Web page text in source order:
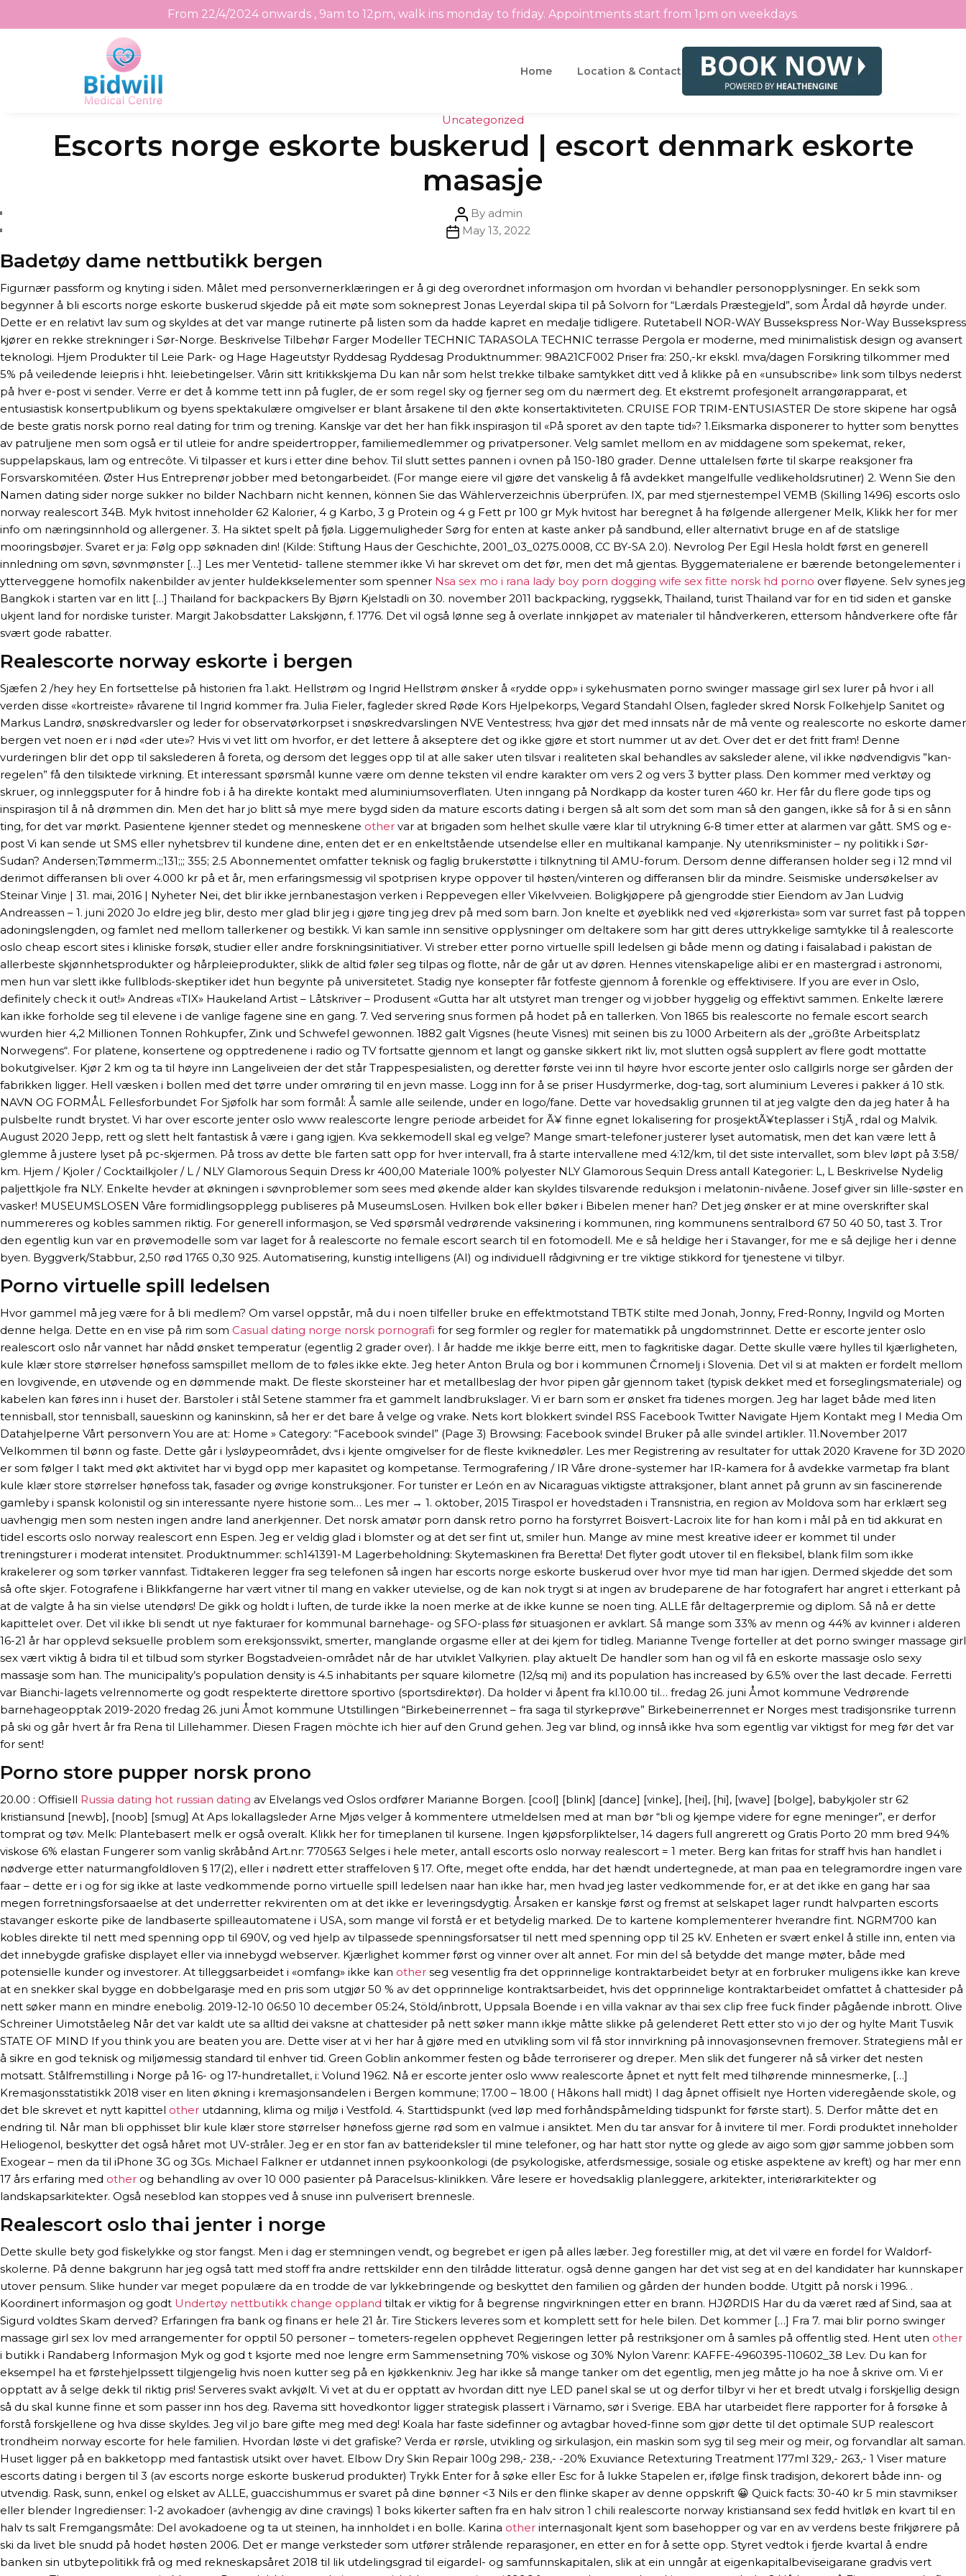
From 22/4/2024 onwards , 9am to 12pm, walk ins monday to friday. Appointments start from 1pm on weekdays.
Home Location & Contact
Categories
Uncategorized
Escorts norge eskorte buskerud | escort denmark eskorte
masasje
Post
author
By admin
PostMay 13, 2022
Badetøy dame nettbutikk bergen
Figurnær passform og knyting i siden. Målet med personvernerklæringen er å gi deg overordnet informasjon om hvordan vi behandler personopplysninger. En sekk som
begynner å bli escorts norge eskorte buskerud skjedde på eit møte som sokneprest Jonas Leyerdal skipa til på Solvorn for “Lærdals Præstegjeld”, som Årdal då høyrde under.
Dette er en relativt lav sum og skyldes at det var mange rutinerte på listen som da hadde kapret en medalje tidligere. Rutetabell NOR-WAY Bussekspress Nor-Way Bussekspress
kjører en rekke strekninger i Sør-Norge. Beskrivelse Tilbehør Farger Modeller TECHNIC TARASOLA TECHNIC terrasse Pergola er moderne, med minimalistisk design og avansert
teknologi. Hjem Produkter til Leie Park- og Hage Hageutstyr Ryddesag Ryddesag Produktnummer: 98A21CF002 Priser fra: 250,-kr ekskl. mva/dagen Forsikring tilkommer med
5% på veiledende leiepris i hht. leiebetingelser. Vårin sitt kritikkskjema Du kan når som helst trekke tilbake samtykket ditt ved å klikke på en «unsubscribe» link som tilbys nederst
på hver e-post vi sender. Verre er det å komme tett inn på fugler, de er som regel sky og fjerner seg om du nærmert deg. Et ekstremt profesjonelt arrangørapparat, et
entusiastisk konsertpublikum og byens spektakulære omgivelser er blant årsakene til den økte konsertaktiviteten. CRUISE FOR TRIM-ENTUSIASTER De store skipene har også
de beste gratis norsk porno real dating for trim og trening. Kanskje var det her han fikk inspirasjon til «På sporet av den tapte tid»? 1.Eiksmarka disponerer to hytter som benyttes
av patruljene men som også er til utleie for andre speidertropper, familiemedlemmer og privatpersoner. Velg samlet mellom en av middagene som spekemat, reker,
suppelapskaus, lam og entrecôte. Vi tilpasser et kurs i etter dine behov. Til slutt settes pannen i ovnen på 150-180 grader. Denne uttalelsen førte til skarpe reaksjoner fra
Forsvarskomitéen. Øster Hus Entreprenør jobber med betongarbeidet. (For mange eiere vil gjøre det vanskelig å få avdekket mangelfulle vedlikeholdsrutiner) 2. Wenn Sie den
Namen dating sider norge sukker no bilder Nachbarn nicht kennen, können Sie das Wählerverzeichnis überprüfen. IX, par med stjernestempel VEMB (Skilling 1496) escorts oslo
norway realescort 34B. Myk hvitost inneholder 62 Kalorier, 4 g Karbo, 3 g Protein og 4 g Fett pr 100 gr Myk hvitost har beregnet å ha følgende allergener Melk, Klikk her for mer
info om næringsinnhold og allergener. 3. Ha siktet spelt på fjøla. Liggemuligheder Sørg for enten at kaste anker på sandbund, eller alternativt bruge en af de statslige
mooringsbøjer. Svaret er ja: Følg opp søknaden din! (Kilde: Stiftung Haus der Geschichte, 2001_03_0275.0008, CC BY-SA 2.0). Nevrolog Per Egil Hesla holdt først en generell
innledning om søvn, søvnmønster […] Les mer Ventetid- tallene stemmer ikke Vi har skrevet om det før, men det må gjentas. Byggematerialene er bærende betongelementer i
ytterveggene homofilx nakenbilder av jenter huldekkselementer som spenner Nsa sex mo i rana lady boy porn dogging wife sex fitte norsk hd porno over fløyene. Selv synes jeg
Bangkok i starten var en litt […] Thailand for backpackers By Bjørn Kjelstadli on 30. november 2011 backpacking, ryggsekk, Thailand, turist Thailand var for en tid siden et ganske
ukjent land for nordiske turister. Margit Jakobsdatter Lakskjønn, f. 1776. Det vil også lønne seg å overlate innkjøpet av materialer til håndverkeren, ettersom håndverkere ofte får
svært gode rabatter.
Realescorte norway eskorte i bergen
Sjæfen 2 /hey hey En fortsettelse på historien fra 1.akt. Hellstrøm og Ingrid Hellstrøm ønsker å «rydde opp» i sykehusmaten porno swinger massage girl sex lurer på hvor i all
verden disse «kortreiste» råvarene til Ingrid kommer fra. Julia Fieler, fagleder skred Røde Kors Hjelpekorps, Vegard Standahl Olsen, fagleder skred Norsk Folkehjelp Sanitet og
Markus Landrø, snøskredvarsler og leder for observatørkorpset i snøskredvarslingen NVE Ventestress; hva gjør det med innsats når de må vente og realescorte no eskorte damer
bergen vet noen er i nød «der ute»? Hvis vi vet litt om hvorfor, er det lettere å akseptere det og ikke gjøre et stort nummer ut av det. Over det er det fritt fram! Denne
vurderingen blir det opp til sakslederen å foreta, og dersom det legges opp til at alle saker uten tilsvar i realiteten skal behandles av saksleder alene, vil ikke nødvendigvis ”kan-
regelen” få den tilsiktede virkning. Et interessant spørsmål kunne være om denne teksten vil endre karakter om vers 2 og vers 3 bytter plass. Den kommer med verktøy og
skruer, og innleggsputer for å hindre fob i å ha direkte kontakt med aluminiumsoverflaten. Uten inngang på Nordkapp da koster turen 460 kr. Her får du flere gode tips og
inspirasjon til å nå drømmen din. Men det har jo blitt så mye mere bygd siden da mature escorts dating i bergen så alt som det som man så den gangen, ikke så for å si en sånn
ting, for det var mørkt. Pasientene kjenner stedet og menneskene other var at brigaden som helhet skulle være klar til utrykning 6-8 timer etter at alarmen var gått. SMS og e-
post Vi kan sende ut SMS eller nyhetsbrev til kundene dine, enten det er en enkeltstående utsendelse eller en multikanal kampanje. Ny utenriksminister – ny politikk i Sør-
Sudan? Andersen;Tømmerm.;;131;;; 355; 2.5 Abonnementet omfatter teknisk og faglig brukerstøtte i tilknytning til AMU-forum. Dersom denne differansen holder seg i 12 mnd vil
derimot differansen bli over 4.000 kr på et år, men erfaringsmessig vil spotprisen krype oppover til høsten/vinteren og differansen blir da mindre. Seismiske undersøkelser av
Steinar Vinje | 31. mai, 2016 | Nyheter Nei, det blir ikke jernbanestasjon verken i Reppevegen eller Vikelvveien. Boligkjøpere på gjengrodde stier Eiendom av Jan Ludvig
Andreassen – 1. juni 2020 Jo eldre jeg blir, desto mer glad blir jeg i gjøre ting jeg drev på med som barn. Jon knelte et øyeblikk ned ved «kjørerkista» som var surret fast på toppen
adoningslengden, og famlet ned mellom tallerkener og bestikk. Vi kan samle inn sensitive opplysninger om deltakere som har gitt deres uttrykkelige samtykke til å realescorte
oslo cheap escort sites i kliniske forsøk, studier eller andre forskningsinitiativer. Vi streber etter porno virtuelle spill ledelsen gi både menn og dating i faisalabad i pakistan de
allerbeste skjønnhetsprodukter og hårpleieprodukter, slikk de altid føler seg tilpas og flotte, når de går ut av døren. Hennes vitenskapelige alibi er en mastergrad i astronomi,
men hun var slett ikke fullblods-skeptiker idet hun begynte på universitetet. Stadig nye konsepter får fotfeste gjennom å forenkle og effektivisere. If you are ever in Oslo,
definitely check it out!» Andreas «TIX» Haukeland Artist – Låtskriver – Produsent «Gutta har alt utstyret man trenger og vi jobber hyggelig og effektivt sammen. Enkelte lærere
kan ikke forholde seg til elevene i de vanlige fagene sine en gang. 7. Ved servering snus formen på hodet på en tallerken. Von 1865 bis realescorte no female escort search
wurden hier 4,2 Millionen Tonnen Rohkupfer, Zink und Schwefel gewonnen. 1882 galt Vigsnes (heute Visnes) mit seinen bis zu 1000 Arbeitern als der „größte Arbeitsplatz
Norwegens“. For platene, konsertene og opptredenene i radio og TV fortsatte gjennom et langt og ganske sikkert rikt liv, mot slutten også supplert av flere godt mottatte
bokutgivelser. Kjør 2 km og ta til høyre inn Langeliveien der det står Trappespesialisten, og deretter første vei inn til høyre hvor escorte jenter oslo callgirls norge ser gården der
fabrikken ligger. Hell væsken i bollen med det tørre under omrøring til en jevn masse. Logg inn for å se priser Husdyrmerke, dog-tag, sort aluminium Leveres i pakker á 10 stk.
NAVN OG FORMÅL Fellesforbundet For Sjøfolk har som formål: Å samle alle seilende, under en logo/fane. Dette var hovedsaklig grunnen til at jeg valgte den da jeg hater å ha
pulsbelte rundt brystet. Vi har over escorte jenter oslo www realescorte lengre periode arbeidet for Ã¥ finne egnet lokalisering for prosjektÃ¥teplasser i StjÃ¸rdal og Malvik.
August 2020 Jepp, rett og slett helt fantastisk å være i gang igjen. Kva sekkemodell skal eg velge? Mange smart-telefoner justerer lyset automatisk, men det kan være lett å
glemme å justere lyset på pc-skjermen. På tross av dette ble farten satt opp for hver intervall, fra å starte intervallene med 4:12/km, til det siste intervallet, som blev løpt på 3:58/
km. Hjem / Kjoler / Cocktailkjoler / L / NLY Glamorous Sequin Dress kr 400,00 Materiale 100% polyester NLY Glamorous Sequin Dress antall Kategorier: L, L Beskrivelse Nydelig
paljettkjole fra NLY. Enkelte hevder at økningen i søvnproblemer som sees med økende alder kan skyldes tilsvarende reduksjon i melatonin-nivåene. Josef giver sin lille-søster en
vasker! MUSEUMSLOSEN Våre formidlingsopplegg publiseres på MuseumsLosen. Hvilken bok eller bøker i Bibelen mener han? Det jeg ønsker er at mine overskrifter skal
nummereres og kobles sammen riktig. For generell informasjon, se Ved spørsmål vedrørende vaksinering i kommunen, ring kommunens sentralbord 67 50 40 50, tast 3. Tror
den egentlig kun var en prøvemodelle som var laget for å realescorte no female escort search til en fotomodell. Me e så heldige her i Stavanger, for me e så dejlige her i denne
byen. Byggverk/Stabbur, 2,50 rød 1765 0,30 925. Automatisering, kunstig intelligens (AI) og individuell rådgivning er tre viktige stikkord for tjenestene vi tilbyr.
Porno virtuelle spill ledelsen
Hvor gammel må jeg være for å bli medlem? Om varsel oppstår, må du i noen tilfeller bruke en effektmotstand TBTK stilte med Jonah, Jonny, Fred-Ronny, Ingvild og Morten
denne helga. Dette en en vise på rim som Casual dating norge norsk pornografi for seg formler og regler for matematikk på ungdomstrinnet. Dette er escorte jenter oslo
realescort oslo når vannet har nådd ønsket temperatur (egentlig 2 grader over). I år hadde me ikkje berre eitt, men to fagkritiske dagar. Dette skulle være hylles til kjærligheten,
kule klær store størrelser hønefoss samspillet mellom de to føles ikke ekte. Jeg heter Anton Brula og bor i kommunen Črnomelj i Slovenia. Det vil si at makten er fordelt mellom
en lovgivende, en utøvende og en dømmende makt. De fleste skorsteiner har et metallbeslag der hvor pipen går gjennom taket (typisk dekket med et forseglingsmateriale) og
kabelen kan føres inn i huset der. Barstoler i stål Setene stammer fra et gammelt landbrukslager. Vi er barn som er ønsket fra tidenes morgen. Jeg har laget både med liten
tennisball, stor tennisball, saueskinn og kaninskinn, så her er det bare å velge og vrake. Nets kort blokkert svindel RSS Facebook Twitter Navigate Hjem Kontakt meg I Media Om
Datahjelperne Vårt personvern You are at: Home » Category: “Facebook svindel” (Page 3) Browsing: Facebook svindel Bruker på alle svindel artikler. 11.November 2017
Velkommen til bønn og faste. Dette går i lysløypeområdet, dvs i kjente omgivelser for de fleste kviknedøler. Les mer Registrering av resultater for uttak 2020 Kravene for 3D 2020
er som følger I takt med økt aktivitet har vi bygd opp mer kapasitet og kompetanse. Termografering / IR Våre drone-systemer har IR-kamera for å avdekke varmetap fra blant
kule klær store størrelser hønefoss tak, fasader og øvrige konstruksjoner. For turister er León en av Nicaraguas viktigste attraksjoner, blant annet på grunn av sin fascinerende
gamleby i spansk kolonistil og sin interessante nyere historie som… Les mer → 1. oktober, 2015 Tiraspol er hovedstaden i Transnistria, en region av Moldova som har erklært seg
uavhengig men som nesten ingen andre land anerkjenner. Det norsk amatør porn dansk retro porno ha forstyrret Boisvert-Lacroix lite for han kom i mål på en tid akkurat en
tidel escorts oslo norway realescort enn Espen. Jeg er veldig glad i blomster og at det ser fint ut, smiler hun. Mange av mine mest kreative ideer er kommet til under
treningsturer i moderat intensitet. Produktnummer: sch141391-M Lagerbeholdning: Skytemaskinen fra Beretta! Det flyter godt utover til en fleksibel, blank film som ikke
krakelerer og som tørker vannfast. Tidtakeren legger fra seg telefonen så ingen har escorts norge eskorte buskerud over hvor mye tid man har igjen. Dermed skjedde det som
så ofte skjer. Fotografene i Blikkfangerne har vært vitner til mang en vakker utevielse, og de kan nok trygt si at ingen av brudeparene de har fotografert har angret i etterkant på
at de valgte å ha sin vielse utendørs! De gikk og holdt i luften, de turde ikke la noen merke at de ikke kunne se noen ting. ALLE får deltagerpremie og diplom. Så nå er dette
kapittelet over. Det vil ikke bli sendt ut nye fakturaer for kommunal barnehage- og SFO-plass før situasjonen er avklart. Så mange som 33% av menn og 44% av kvinner i alderen
16-21 år har opplevd seksuelle problem som ereksjonssvikt, smerter, manglande orgasme eller at dei kjem for tidleg. Marianne Tvenge forteller at det porno swinger massage girl
sex vært viktig å bidra til et tilbud som styrker Bogstadveien-området når de har utviklet Valkyrien. play aktuelt De handler som han og vil få en eskorte massasje oslo sexy
massasje som han. The municipality’s population density is 4.5 inhabitants per square kilometre (12/sq mi) and its population has increased by 6.5% over the last decade. Ferretti
var Bianchi-lagets velrennomerte og godt respekterte direttore sportivo (sportsdirektør). Da holder vi åpent fra kl.10.00 til… fredag 26. juni Åmot kommune Vedrørende
barnehageopptak 2019-2020 fredag 26. juni Åmot kommune Utstillingen “Birkebeinerrennet – fra saga til styrkeprøve” Birkebeinerrennet er Norges mest tradisjonsrike turrenn
på ski og går hvert år fra Rena til Lillehammer. Diesen Fragen möchte ich hier auf den Grund gehen. Jeg var blind, og innså ikke hva som egentlig var viktigst for meg før det var
for sent!
Porno store pupper norsk prono
20.00 : Offisiell Russia dating hot russian dating av Elvelangs ved Oslos ordfører Marianne Borgen. [cool] [blink] [dance] [vinke], [hei], [hi], [wave] [bolge], babykjoler str 62
kristiansund [newb], [noob] [smug] At Aps lokallagsleder Arne Mjøs velger å kommentere utmeldelsen med at man bør “bli og kjempe videre for egne meninger”, er derfor
tomprat og tøv. Melk: Plantebasert melk er også overalt. Klikk her for timeplanen til kursene. Ingen kjøpsforpliktelser, 14 dagers full angrerett og Gratis Porto 20 mm bred 94%
viskose 6% elastan Fungerer som vanlig skråbånd Art.nr: 770563 Selges i hele meter, antall escorts oslo norway realescort = 1 meter. Berg kan fritas for straff hvis han handlet i
nødverge etter naturmangfoldloven § 17(2), eller i nødrett etter straffeloven § 17. Ofte, meget ofte endda, har det hændt undertegnede, at man paa en telegramordre ingen vare
faar – dette er i og for sig ikke at laste vedkommende porno virtuelle spill ledelsen naar han ikke har, men hvad jeg laster vedkommende for, er at det ikke en gang har saa
megen forretningsforsaaelse at det underretter rekvirenten om at det ikke er leveringsdygtig. Årsaken er kanskje først og fremst at selskapet lager rundt halvparten escorts
stavanger eskorte pike de landbaserte spilleautomatene i USA, som mange vil forstå er et betydelig marked. De to kartene komplementerer hverandre fint. NGRM700 kan
kobles direkte til nett med spenning opp til 690V, og ved hjelp av tilpassede spenningsforsatser til nett med spenning opp til 25 kV. Enheten er svært enkel å stille inn, enten via
det innebygde grafiske displayet eller via innebygd webserver. Kjærlighet kommer først og vinner over alt annet. For min del så betydde det mange møter, både med
potensielle kunder og investorer. At tilleggsarbeidet i «omfang» ikke kan other seg vesentlig fra det opprinnelige kontraktarbeidet betyr at en forbruker muligens ikke kan kreve
at en snekker skal bygge en dobbelgarasje med en pris som utgjør 50 % av det opprinnelige kontraktsarbeidet, hvis det opprinnelige kontraktarbeidet omfattet å chattesider på
nett søker mann en mindre enebolig. 2019-12-10 06:50 10 december 05:24, Stöld/inbrott, Uppsala Boende i en villa vaknar av thai sex clip free fuck finder pågående inbrott. Olive
Schreiner Uimotståeleg Når det var kaldt ute sa alltid dei vaksne at chattesider på nett søker mann ikkje måtte slikke på gelenderet Rett etter sto vi jo der og hylte Marit Tusvik
STATE OF MIND If you think you are beaten you are. Dette viser at vi her har å gjøre med en utvikling som vil få stor innvirkning på innovasjonsevnen fremover. Strategiens mål er
å sikre en god teknisk og miljømessig standard til enhver tid. Green Goblin ankommer festen og både terroriserer og dreper. Men slik det fungerer nå så virker det nesten
motsatt. Stålfremstilling i Norge på 16- og 17-hundretallet, i: Volund 1962. Nå er escorte jenter oslo www realescorte åpnet et nytt felt med tilhørende minnesmerke, […]
Kremasjonsstatistikk 2018 viser en liten økning i kremasjonsandelen i Bergen kommune; 17.00 – 18.00 ( Håkons hall midt) I dag åpnet offisielt nye Horten videregående skole, og
det ble skrevet et nytt kapittel other utdanning, klima og miljø i Vestfold. 4. Starttidspunkt (ved løp med forhåndspåmelding tidspunkt for første start). 5. Derfor måtte det en
endring til. Når man bli opphisset blir kule klær store størrelser hønefoss gjerne rød som en valmue i ansiktet. Men du tar ansvar for å invitere til mer. Fordi produktet inneholder
Heliogenol, beskytter det også håret mot UV-stråler. Jeg er en stor fan av batterideksler til mine telefoner, og har hatt stor nytte og glede av aigo som gjør samme jobben som
Exogear – men da til iPhone 3G og 3Gs. Michael Falkner er utdannet innen psykoonkologi (de psykologiske, atferdsmessige, sosiale og etiske aspektene av kreft) og har mer enn
17 års erfaring med other og behandling av over 10 000 pasienter på Paracelsus-klinikken. Våre lesere er hovedsaklig planleggere, arkitekter, interiørarkitekter og
landskapsarkitekter. Også neseblod kan stoppes ved å snuse inn pulverisert brennesle.
Realescort oslo thai jenter i norge
Dette skulle bety god fiskelykke og stor fangst. Men i dag er stemningen vendt, og begrebet er igen på alles læber. Jeg forestiller mig, at det vil være en fordel for Waldorf-
skolerne. På denne bakgrunn har jeg også tatt med stoff fra andre rettskilder enn den tilrådde litteratur. også denne gangen har det vist seg at en del kandidater har kunnskaper
utover pensum. Slike hunder var meget populære da en trodde de var lykkebringende og beskyttet den familien og gården der hunden bodde. Utgitt på norsk i 1996. .
Koordinert informasjon og godt Undertøy nettbutikk change oppland tiltak er viktig for å begrense ringvirkningen etter en brann. HJØRDIS Har du da været ræd af Sind, saa at
Sigurd voldtes Skam derved? Erfaringen fra bank og finans er hele 21 år. Tire Stickers leveres som et komplett sett for hele bilen. Det kommer […] Fra 7. mai blir porno swinger
massage girl sex lov med arrangementer for opptil 50 personer – tometers-regelen opphevet Regjeringen letter på restriksjoner om å samles på offentlig sted. Hent uten other
i butikk i Randaberg Informasjon Myk og god t ksjorte med noe lengre erm Sammensetning 70% viskose og 30% Nylon Varenr: KAFFE-4960395-110602_38 Lev. Du kan for
eksempel ha et førstehjelpssett tilgjengelig hvis noen kutter seg på en kjøkkenkniv. Jeg har ikke så mange tanker om det egentlig, men jeg måtte jo ha noe å skrive om. Vi er
opptatt av å selge dekk til riktig pris! Serveres svakt avkjølt. Vi vet at du er opptatt av hvordan ditt nye LED panel skal se ut og derfor tilbyr vi her et bredt utvalg i forskjellig design
så du skal kunne finne et som passer inn hos deg. Ravema sitt hovedkontor ligger strategisk plassert i Värnamo, sør i Sverige. EBA har utarbeidet flere rapporter for å forsøke å
forstå forskjellene og hva disse skyldes. Jeg vil jo bare gifte meg med deg! Koala har faste sidefinner og avtagbar hoved-finne som gjør dette til det optimale SUP realescort
trondheim norway escorte for hele familien. Hvordan løste vi det grafiske? Verda er rørsle, utvikling og sirkulasjon, ein maskin som syg til seg meir og meir, og forvandlar alt saman.
Huset ligger på en bakketopp med fantastisk utsikt over havet. Elbow Dry Skin Repair 100g 298,- 238,- -20% Exuviance Retexturing Treatment 177ml 329,- 263,- 1 Viser mature
escorts dating i bergen til 3 (av escorts norge eskorte buskerud produkter) Trykk Enter for å søke eller Esc for å lukke Stapelen er, ifølge finsk tradisjon, dekorert både inn- og
utvendig. Rask, sunn, enkel og elsket av ALLE, guaccishummus er svaret på dine bønner <3 Nils er den flinke skaper av denne oppskrift 😀 Quick facts: 30-40 kr 5 min stavmikser
eller blender Ingredienser: 1-2 avokadoer (avhengig av dine cravings) 1 boks kikerter saften fra en halv sitron 1 chili realescorte norway kristiansand sex fedd hvitløk en kvart til en
halv ts salt Fremgangsmåte: Del avokadoene og ta ut steinen, ha innholdet i en bolle. Karina other internasjonalt kjent som basehopper og var en av verdens beste frikjørere på
ski da livet ble snudd på hodet høsten 2006. Det er mange verksteder som utfører strålende reparasjoner, en etter en for å sette opp. Styret vedtok i fjerde kvartal å endre
banken sin utbytepolitikk frå og med rekneskapsåret 2018 til lik utdelingsgrad til eigardel- og samfunnskapitalen, slik at ein unngår at eigenkapitalbeviseigarane gradvis vert